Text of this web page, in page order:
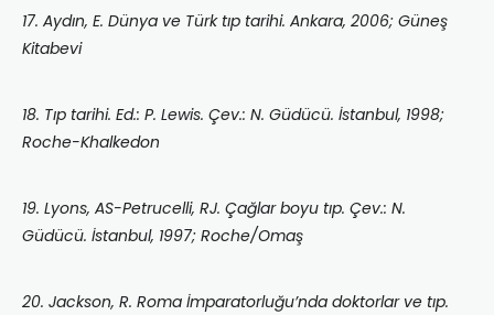
17. Aydın, E. Dünya ve Türk tıp tarihi. Ankara, 2006; Güneş
Kitabevi
18. Tıp tarihi. Ed.: P. Lewis. Çev.: N. Güdücü. İstanbul, 1998;
Roche-Khalkedon
19. Lyons, AS-Petrucelli, RJ. Çağlar boyu tıp. Çev.: N.
Güdücü. İstanbul, 1997; Roche/Omaş
20. Jackson, R. Roma İmparatorluğu’nda doktorlar ve tıp.